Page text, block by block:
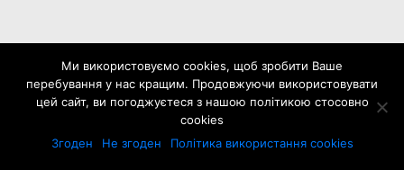
Ми використовуємо cookies, щоб зробити Ваше
перебування у нас кращим. Продовжуючи використовувати
цей сайт, ви погоджуєтеся з нашою політикою стосовно
cookies
Згоден
Не згоден Політика використання cookies